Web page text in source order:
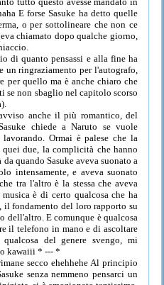
E forse Sasuke ha detto quelle
o per sottolineare che non ce
chiamato dopo qualche giorno,
di quanto pensassi e alla fine ha
un ringraziamento per l'autografo,
per quello ma è anche chiaro che
se non sbaglio nel capitolo scorso
anche il più romantico, del
chiede a Naruto se vuole
Ormai è palese che la
quei due, la complicità che hanno
quando Sasuke aveva suonato a
intensamente, e aveva suonato
tra l'altro è la stessa che aveva
è di certo qualcosa che ha
il fondamento del loro rapporto su
dell'altro. E comunque è qualcosa
il telefono in mano e di ascoltare
del genere svengo, mi
kawaiii * --- *
secco ehehhehe Al principio
senza nemmeno pensarci un